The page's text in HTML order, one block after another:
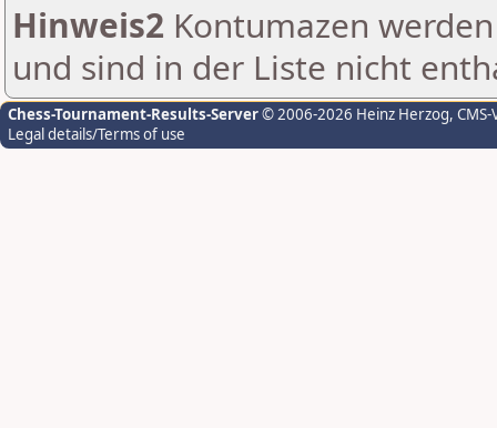
Hinweis2 Kontumazen
und sind in der Liste nicht
Chess-Tournament-Results-Server© 2006-2026 Heinz Herzog,
Legal details/Terms of use